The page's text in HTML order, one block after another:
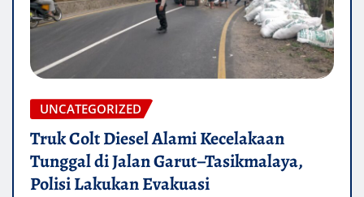
UNCATEGORIZED
Truk Colt Diesel Alami Kecelakaan
Tunggal di Jalan Garut–Tasikmalaya,
Polisi Lakukan Evakuasi